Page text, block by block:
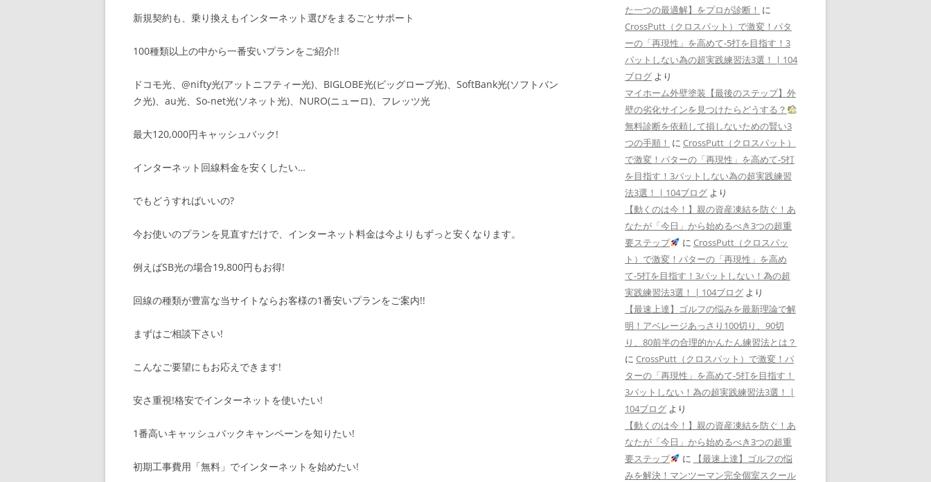
新規契約も、乗り換えもインターネット選びをまるごとサポート
100種類以上の中から一番安いプランをご紹介!!
ドコモ光、@nifty光(アットニフティー光)、BIGLOBE光(ビッグローブ光)、SoftBank光(ソフトバン
ク光)、au光、So-net光(ソネット光)、NURO(ニューロ)、フレッツ光
最大120,000円キャッシュバック!
インターネット回線料金を安くしたい…
でもどうすればいいの?
今お使いのプランを見直すだけで、インターネット料金は今よりもずっと安くなります。
例えばSB光の場合19,800円もお得!
回線の種類が豊富な当サイトならお客様の1番安いプランをご案内!!
まずはご相談下さい!
こんなご要望にもお応えできます!
安さ重視!格安でインターネットを使いたい!
1番高いキャッシュバックキャンペーンを知りたい!
初期工事費用「無料」でインターネットを始めたい!
た一つの最適解】をプロが診断！ に
CrossPutt（クロスパット）で激変！パタ
ーの「再現性」を高めて-5打を目指す！3
パットしない為の超実践練習法3選！ | 104
ブログ より
マイホーム外壁塗装【最後のステップ】外
壁の劣化サインを見つけたらどうする？
無料診断を依頼して損しないための賢い3
つの手順！ に CrossPutt（クロスパット）
で激変！パターの「再現性」を高めて-5打
を目指す！3パットしない為の超実践練習
法3選！ | 104ブログ より
【動くのは今！】親の資産凍結を防ぐ！あ
なたが「今日」から始めるべき3つの超重
要ステップ
に CrossPutt（クロスパッ
ト）で激変！パターの「再現性」を高め
て-5打を目指す！3パットしない！為の超
実践練習法3選！ | 104ブログ より
【最速上達】ゴルフの悩みを最新理論で解
明！アベレージあっさり100切り、90切
り、80前半の合理的かんたん練習法とは？
に CrossPutt（クロスパット）で激変！パ
ターの「再現性」を高めて-5打を目指す！
3パットしない！為の超実践練習法3選！ |
104ブログ より
【動くのは今！】親の資産凍結を防ぐ！あ
なたが「今日」から始めるべき3つの超重
要ステップ
に
【最速上達】ゴルフの悩
みを解決！マンツーマン完全個室スクール